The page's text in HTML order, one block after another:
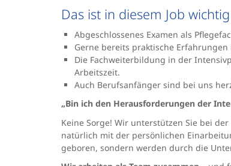
Das ist in diesem Job wichtig
Abgeschlossenes Examen als
Gerne bereits praktische
Die Fachweiterbildung in der
Arbeitszeit.
Auch Berufsanfänger sind bei uns
„Bin ich den Herausforderungen der
Keine Sorge! Wir unterstützen Sie bei
natürlich mit der persönlichen
geboren, sondern werden durch die